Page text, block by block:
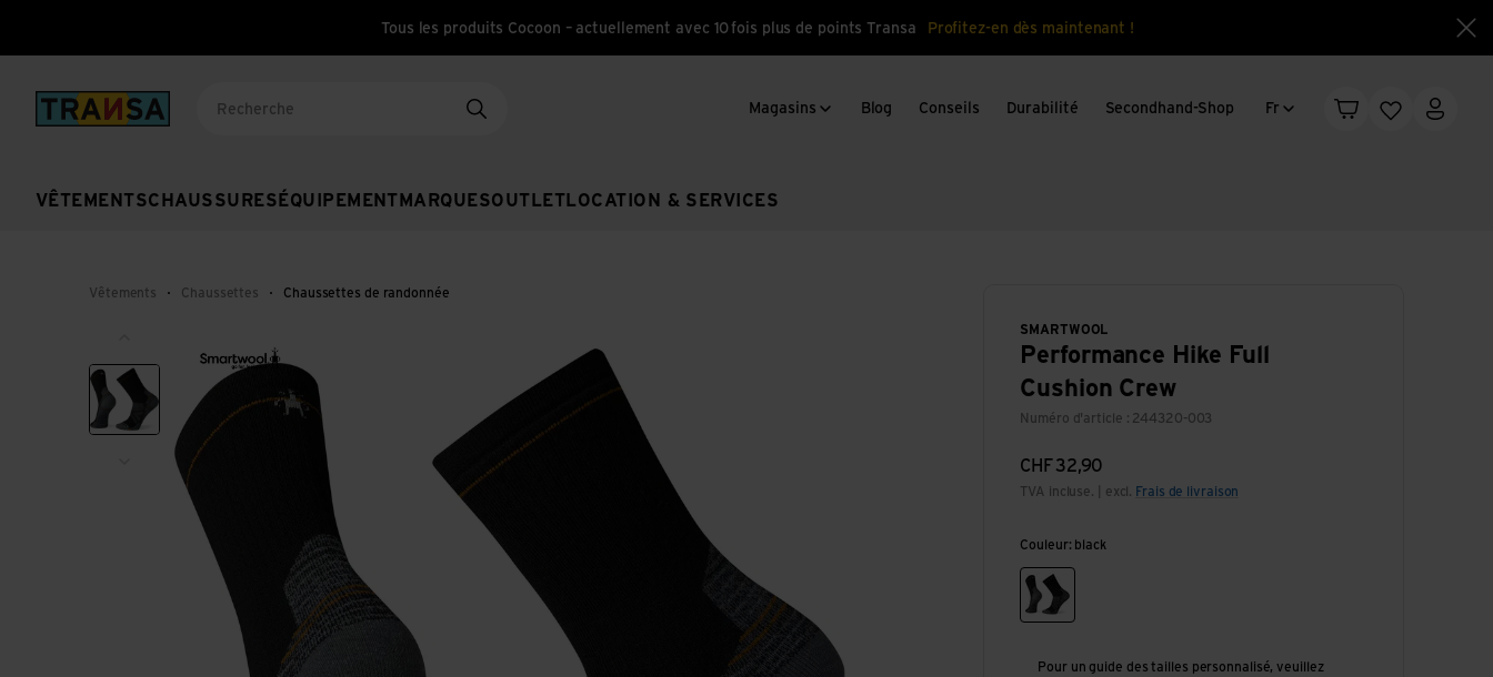
Tous les produits Cocoon – actuellement avec 10 fois plus de points Transa Profitez-en dès maintenant !
Back to home Changement de langue
Fr
PanierListe Mon
VÊTEMENTSCHAUSSURES ÉQUIPEMENT MARQUESOUTLET LOCATION & SERVICES
Magasins Blog Conseils Durabilité Secondhand-Shop
Vêtements Chaussettes Chaussettes de randonnée
SMARTWOOL
Performance Hike Full
Cushion Crew
Numéro d'article : 244320-003
CHF32,90
TVA incluse. | excl. Frais de livraison
Couleur: black
black
Pour un guide des tailles personnalisé, veuillez